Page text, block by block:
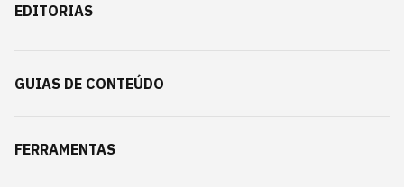
EDITORIAS
GUIAS DE CONTEÚDO
FERRAMENTAS